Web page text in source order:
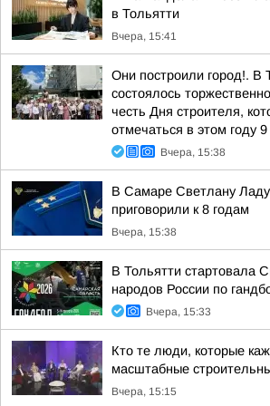
в Тольятти
Вчера, 15:41
Они построили город!. В
состоялось
честь Дня строителя,
отмечаться в этом году 9
Вчера, 15:38
В Самаре Светлану
приговорили к 8 годам
Вчера, 15:38
В Тольятти стартовала
народов России по
Вчера, 15:33
Кто те люди, которые
масштабные
Вчера, 15:15